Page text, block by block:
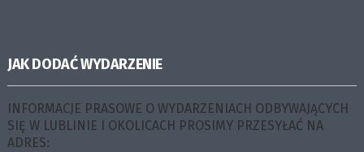
JAK DODAĆ WYDARZENIE
INFORMACJE PRASOWE O WYDARZENIACH ODBYWAJĄCYCH
SIĘ W LUBLINIE I OKOLICACH PROSIMY PRZESYŁAĆ NA
ADRES: